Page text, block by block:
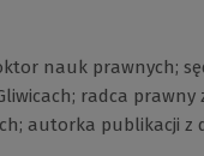
nauk prawnych;
radca
autorka publikacji z